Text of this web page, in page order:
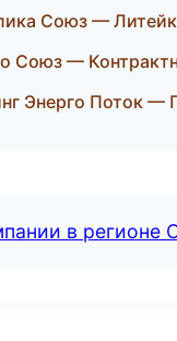
Союз —
Союз —
Энерго Поток —
в регионе